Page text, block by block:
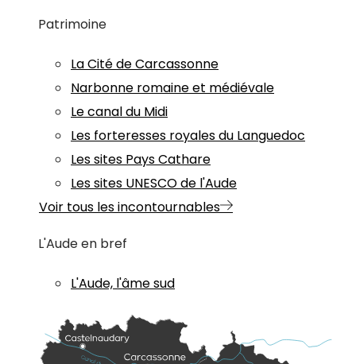
Patrimoine
La Cité de Carcassonne
Narbonne romaine et médiévale
Le canal du Midi
Les forteresses royales du Languedoc
Les sites Pays Cathare
Les sites UNESCO de l'Aude
Voir tous les incontournables
L'Aude en bref
L'Aude, l'âme sud